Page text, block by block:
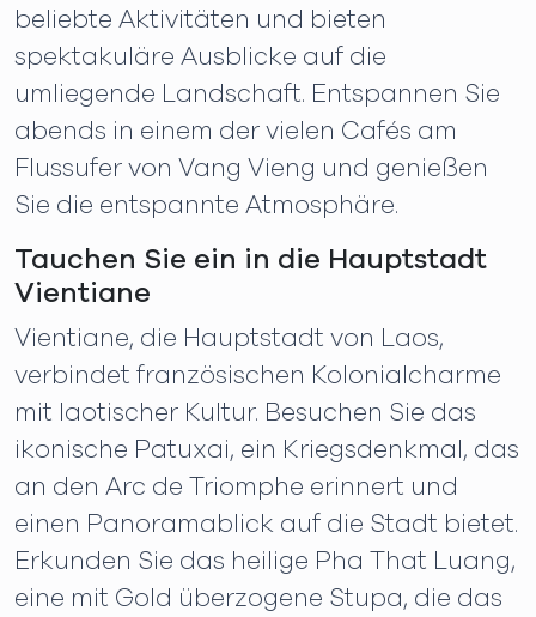
beliebte Aktivitäten und bieten
spektakuläre Ausblicke auf die
umliegende Landschaft. Entspannen Sie
abends in einem der vielen Cafés am
Flussufer von Vang Vieng und genießen
Sie die entspannte Atmosphäre.
Tauchen Sie ein in die Hauptstadt
Vientiane
Vientiane, die Hauptstadt von Laos,
verbindet französischen Kolonialcharme
mit laotischer Kultur. Besuchen Sie das
ikonische Patuxai, ein Kriegsdenkmal, das
an den Arc de Triomphe erinnert und
einen Panoramablick auf die Stadt bietet.
Erkunden Sie das heilige Pha That Luang,
eine mit Gold überzogene Stupa, die das